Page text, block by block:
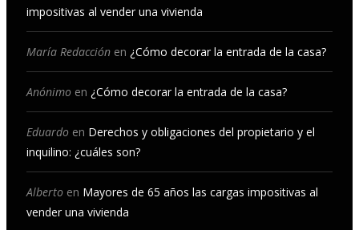
o
o
g
r
m
b
e
I
impositivas al vender una vivienda
María Redacción en ¿Cómo decorar la entrada de la casa?
Anónimo en ¿Cómo decorar la entrada de la casa?
Eduardo en Derechos y obligaciones del propietario y el
inquilino: ¿cuáles son?
Alberto en Mayores de 65 años las cargas impositivas al
vender una vivienda